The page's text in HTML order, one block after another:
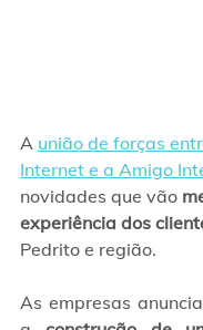
A união de forças
Internet e a Amigo
novidades que vão
experiência dos
Pedrito e região.
As empresas